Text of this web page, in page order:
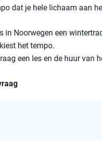
dat je hele lichaam aan
in Noorwegen een
het tempo.
een les en de huur van